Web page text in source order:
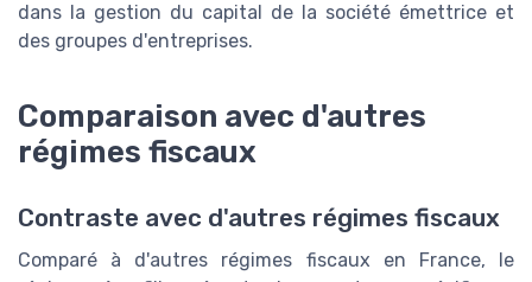
dans la gestion du capital de la société émettrice et
des groupes d'entreprises.
Comparaison avec d'autres
régimes fiscaux
Contraste avec d'autres régimes fiscaux
Comparé à d'autres régimes fiscaux en France, le